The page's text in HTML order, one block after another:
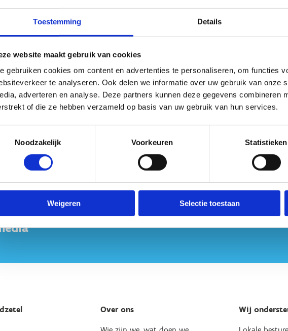
Toestemming Details
website maakt gebruik van cookies
gebruiken cookies om content en advertenties te personaliseren, om functies
te analyseren. Ook delen we informatie over uw gebruik van onze
adverteren en analyse. Deze partners kunnen deze gegevens combineren
of die ze hebben verzameld op basis van uw gebruik van hun services.
Noodzakelijk
Voorkeuren Statistieken
Weigeren Selectie toestaan
Over ons Wij